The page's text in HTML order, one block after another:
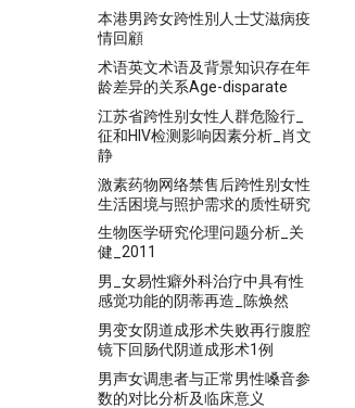
本港男跨女跨性別人士艾滋病疫
情回顧
术语英文术语及背景知识存在年
龄差异的关系Age-disparate
江苏省跨性别女性人群危险行_
征和HIV检测影响因素分析_肖文
静
激素药物网络禁售后跨性别女性
生活困境与照护需求的质性研究
生物医学研究伦理问题分析_关
健_2011
男_女易性癖外科治疗中具有性
感觉功能的阴蒂再造_陈焕然
男变女阴道成形术失败再行腹腔
镜下回肠代阴道成形术1例
男声女调患者与正常男性嗓音参
数的对比分析及临床意义